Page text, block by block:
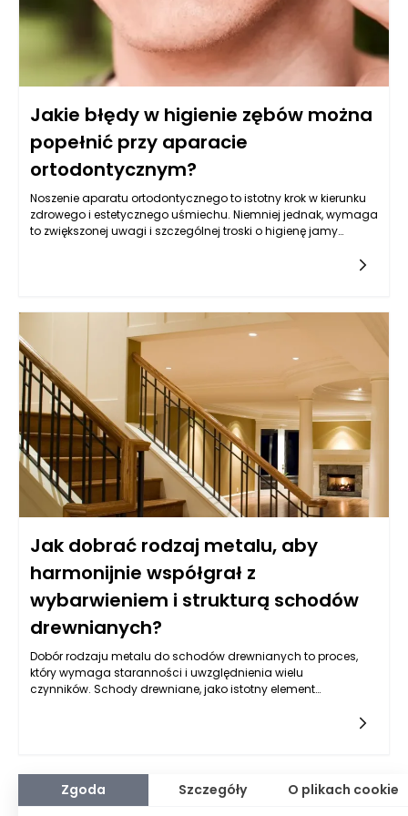
na rynku.
Jakie błędy w higienie zębów można
popełnić przy aparacie
ortodontycznym?
Noszenie aparatu ortodontycznego to istotny krok w kierunku
zdrowego i estetycznego uśmiechu. Niemniej jednak, wymaga
to zwiększonej uwagi i szczególnej troski o higienę jamy
nie zdają sobie sprawy z pułapek, które mogą pojawić się w
trakcie ich użytkowania. Zrozumienie tych zagrożeń oraz
odpowiednia reakcja na nie ma kluczowe znaczenie dla
skuteczności leczenia ortodontycznego.
Jak dobrać rodzaj metalu, aby
harmonijnie współgrał z
wybarwieniem i strukturą schodów
drewnianych?
Dobór rodzaju metalu do schodów drewnianych to proces,
który wymaga staranności i uwzględnienia wielu
czynników. Schody drewniane, jako istotny element
drewna. Wybierając metal, warto zatem wartościować jego
kolor, strukturę oraz ogólną estetykę, aby stworzyć spójną
kompozycję.
Zgoda Szczegóły O plikach cookie